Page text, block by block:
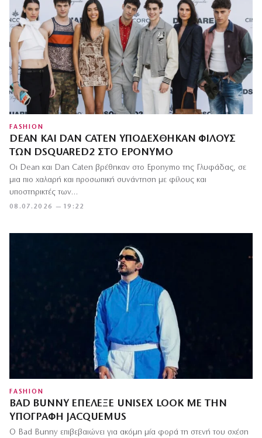
FASHION
DEAN ΚΑΙ DAN CATEN ΥΠΟΔΈΧΘΗΚΑΝ ΦΊΛΟΥΣ
ΤΩΝ DSQUARED2 ΣΤΟ EPONYMO
08.07.2026 — 19:22
Οι Dean και Dan Caten βρέθηκαν στο Eponymo της Γλυφάδας, σε
μια πιο χαλαρή και προσωπική συνάντηση με φίλους και
υποστηρικτές των…
FASHION
BAD BUNNY ΕΠΈΛΕΞΕ UNISEX LOOK ΜΕ ΤΗΝ
ΥΠΟΓΡΑΦΉ JACQUEMUS
Ο Bad Bunny επιβεβαιώνει για ακόμη μία φορά τη στενή του σχέση